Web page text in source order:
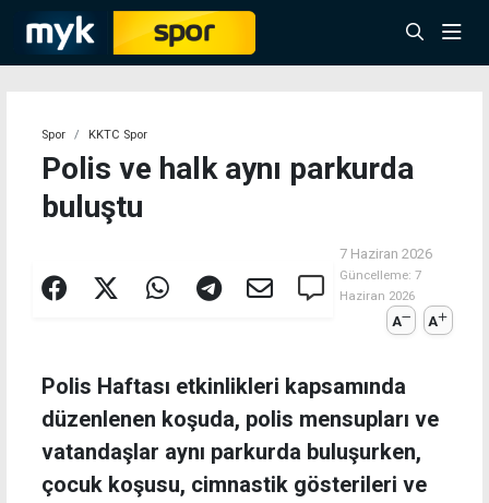
Spor KKTC Spor
Polis ve halk aynı parkurda
buluştu
7 Haziran 2026
Güncelleme:7
Haziran 2026
A A
Polis Haftası etkinlikleri kapsamında
düzenlenen koşuda, polis mensupları ve
vatandaşlar aynı parkurda buluşurken,
çocuk koşusu, cimnastik gösterileri ve